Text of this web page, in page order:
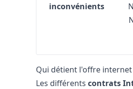
inconvénients
Qui détient l'offre
Les différents contrats